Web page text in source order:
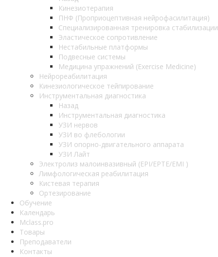
Кинезиотерапия
ПНФ (Проприоцептивная нейрофасилитация)
Специализированная тренировка стабилизации
Эластическое сопротивление
Нестабильные платформы
Подвесные системы
Медицина упражнений (Exercise Medicine)
Нейрореабилитация
Кинезиологическое тейпирование
Инструментальная диагностика
Назад
Инструментальная диагностика
УЗИ нервов
УЗИ во флебологии
УЗИ опорно-двигательного аппарата
УЗИ Лайт
Электролиз малоинвазивный (EPI/EPTE/EMI )
Лимфологическая реабилитация
Кистевая терапия
Ортезирование
Обучение
Календарь
Mclass.pro
Товары
Преподаватели
Контакты